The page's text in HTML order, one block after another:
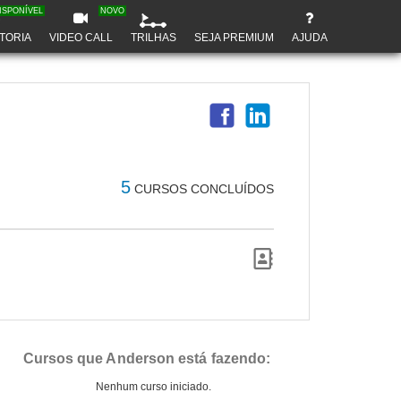
VIDEO CALL
NOVO
TRILHAS SEJA PREMIUM AJUDA
5 CURSOS CONCLUÍDOS
Cursos que Anderson está fazendo:
Nenhum curso iniciado.